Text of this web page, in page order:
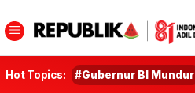
Hot Topics: #Gubernur BI Mundur